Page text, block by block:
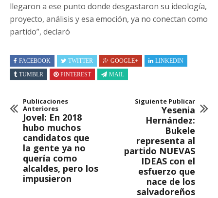
llegaron a ese punto donde desgastaron su ideología,
proyecto, análisis y esa emoción, ya no conectan como
partido”, declaró
FACEBOOK TWITTER GOOGLE+
LINKEDIN
TUMBLR
PINTEREST MAIL
Publicaciones
Anteriores
Jovel: En 2018
hubo muchos
candidatos que
la gente ya no
quería como
alcaldes, pero los
impusieron
Siguiente Publicar
Yesenia
Hernández:
Bukele
representa al
partido NUEVAS
IDEAS con el
esfuerzo que
nace de los
salvadoreños